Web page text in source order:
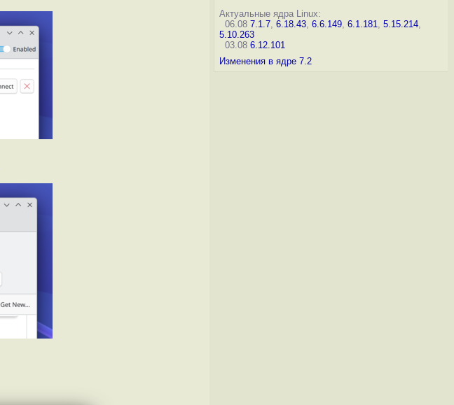
Актуальные ядра Linux:
06.08 7.1.7, 6.18.43, 6.6.149, 6.1.181, 5.15.214,
5.10.263
03.08 6.12.101
Изменения в ядре 7.2